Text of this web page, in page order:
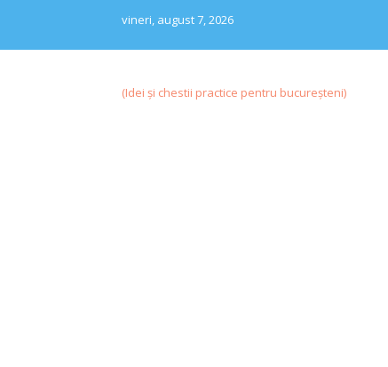
vineri, august 7, 2026
(Idei și chestii practice pentru bucureșteni)